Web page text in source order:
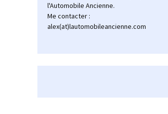
l'Automobile Ancienne.
Me contacter :
alex(at)lautomobileancienne.com